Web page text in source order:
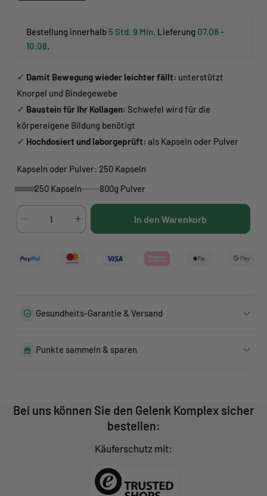
Bestellung innerhalb 5 Std. 9 Min. Lieferung 07.08 -
10.08.
✓ Damit Bewegung wieder leichter fällt: unterstützt
Knorpel und Bindegewebe
✓ Baustein für Ihr Kollagen: Schwefel wird für die
körpereigene Bildung benötigt
✓ Hochdosiert und laborgeprüft: als Kapseln oder Pulver
Kapseln oder Pulver: 250 Kapseln
Kapseln
250 Kapseln
Pulver
800g Pulver
Verringere
die
für
Erhöhe
die
für
In den Warenkorb
Gesundheits-Garantie & Versand
Punkte sammeln & sparen
Bei uns können Sie den Gelenk Komplex sicher
bestellen:
Käuferschutz mit: